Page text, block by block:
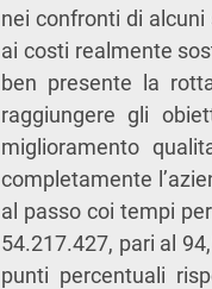
nei confronti di
ai costi realmente
ben presente la
raggiungere gli
miglioramento
completamente
al passo coi tempi
54.217.427, pari al
punti percentuali